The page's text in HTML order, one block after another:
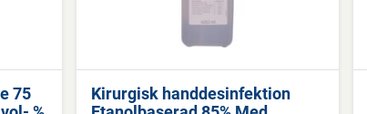
75
Kirurgisk handdesinfektion